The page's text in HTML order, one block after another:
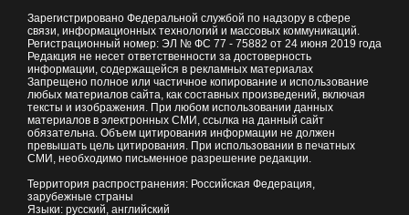
Зарегистрировано Федеральной службой по надзору в сфере
связи, информационных технологий и массовых коммуникаций.
Регистрационный номер: ЭЛ № ФС 77 - 75882 от 24 июня 2019 года
Редакция не несет ответственности за достоверность
информации, содержащейся в рекламных материалах
Запрещено полное или частичное копирование и использование
любых материалов сайта, как составных произведений, включая
тексты и изображения. При любом использовании данных
материалов в электронных СМИ, ссылка на данный сайт
обязательна. Объем цитирования информации не должен
превышать цель цитирования. При использовании в печатных
СМИ, необходимо письменное разрешение редакции.
Территория распространения: Российская Федерация,
зарубежные страны
Языки: русский, английский